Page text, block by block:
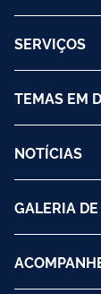
SERVIÇOS
TEMAS EM
NOTÍCIAS
GALERIA